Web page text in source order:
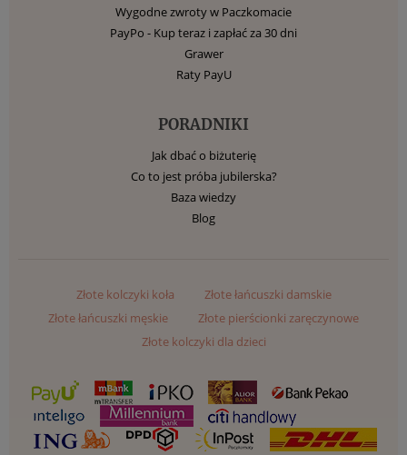
Wygodne zwroty w Paczkomacie
PayPo - Kup teraz i zapłać za 30 dni
Grawer
Raty PayU
PORADNIKI
Jak dbać o biżuterię
Co to jest próba jubilerska?
Baza wiedzy
Blog
Złote kolczyki koła
Złote łańcuszki damskie
Złote łańcuszki męskie
Złote pierścionki zaręczynowe
Złote kolczyki dla dzieci